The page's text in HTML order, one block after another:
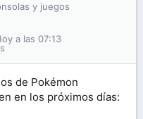
y juegos
a las 07:13
de Pokémon
en los próximos días: